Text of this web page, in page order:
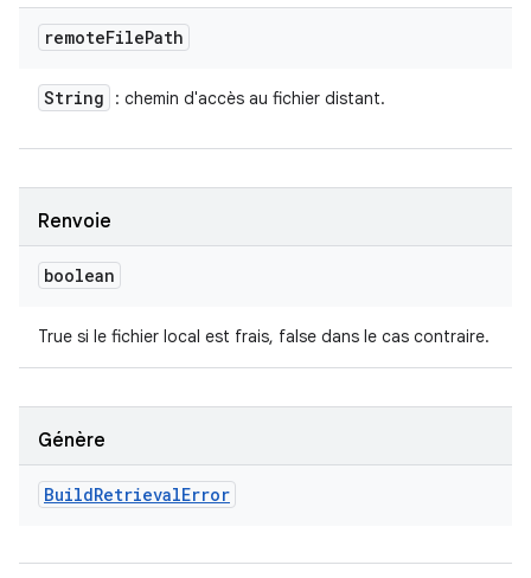
remoteFilePath
String : chemin d'accès au fichier distant.
Renvoie
boolean
True si le fichier local est frais, false dans le cas contraire.
Génère
BuildRetrievalError